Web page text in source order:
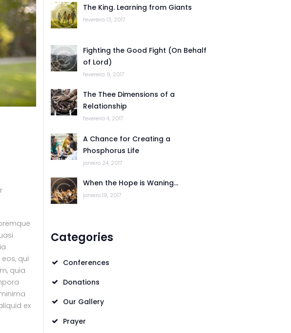
qui
quia
ex
The King. Learning from Giants
fevereiro 13, 2017
Fighting the Good Fight (On Behalf
of Lord)
fevereiro 9, 2017
The Thee Dimensions of a
Relationship
fevereiro 4, 2017
A Chance for Creating a
Phosphorus Life
janeiro 24, 2017
When the Hope is Waning…
janeiro 19, 2017
Categories
Conferences
Donations
Our Gallery
Prayer